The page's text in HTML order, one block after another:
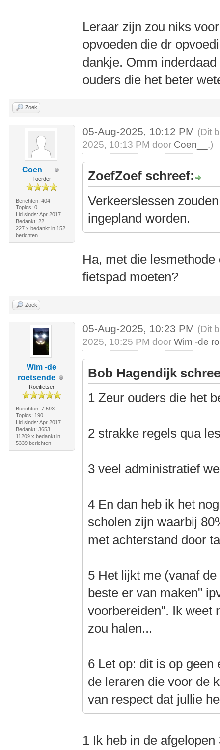
Leraar zijn zou niks
opvoeden die dr
dankje. Omm
ouders die het beter
Zoek
Coen__
Toerder
Berichten: 404
Topics: 0
Lid sinds: Apr 2017
Bedankt: 22
227 x bedankt in 152
berichten
05-Aug-2025, 10:12 PM (Dit
2025, 10:13 PM door Coen__ .)
ZoefZoef schreef:
Verkeerslessen
ingepland worden.
Ha, met die
fietspad moeten?
Zoek
Wim -de
roetsende
Roeifietser
Berichten: 7.593
Topics: 190
Lid sinds: Apr 2017
Bedankt: 3653
11209 x bedankt in
5339 berichten
05-Aug-2025, 10:23 PM (Dit
2025, 10:25 PM doorWim -de
Bob Hagendijk
1 Zeur ouders die het
2 strakke regels qua
3 veel administratief
4 En dan heb ik het
scholen zijn waarbij
met achterstand door
5 Het lijkt me (vanaf
beste er van maken"
voorbereiden". Ik weet
zou halen...
6 Let op: dit is op
de leraren die voor de
van respect dat jullie
1 Ik heb in de